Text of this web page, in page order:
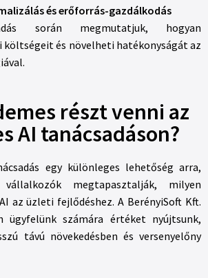
és erőforrás-gazdálkodás
során megmutatjuk, hogyan
és növelheti hatékonyságát az
részt venni az
AI tanácsadáson?
egy különleges lehetőség arra,
megtapasztalják, milyen
az üzleti fejlődéshez. A BerényiSoft Kft.
ügyfelünk számára értéket nyújtsunk,
távú növekedésben és versenyelőny